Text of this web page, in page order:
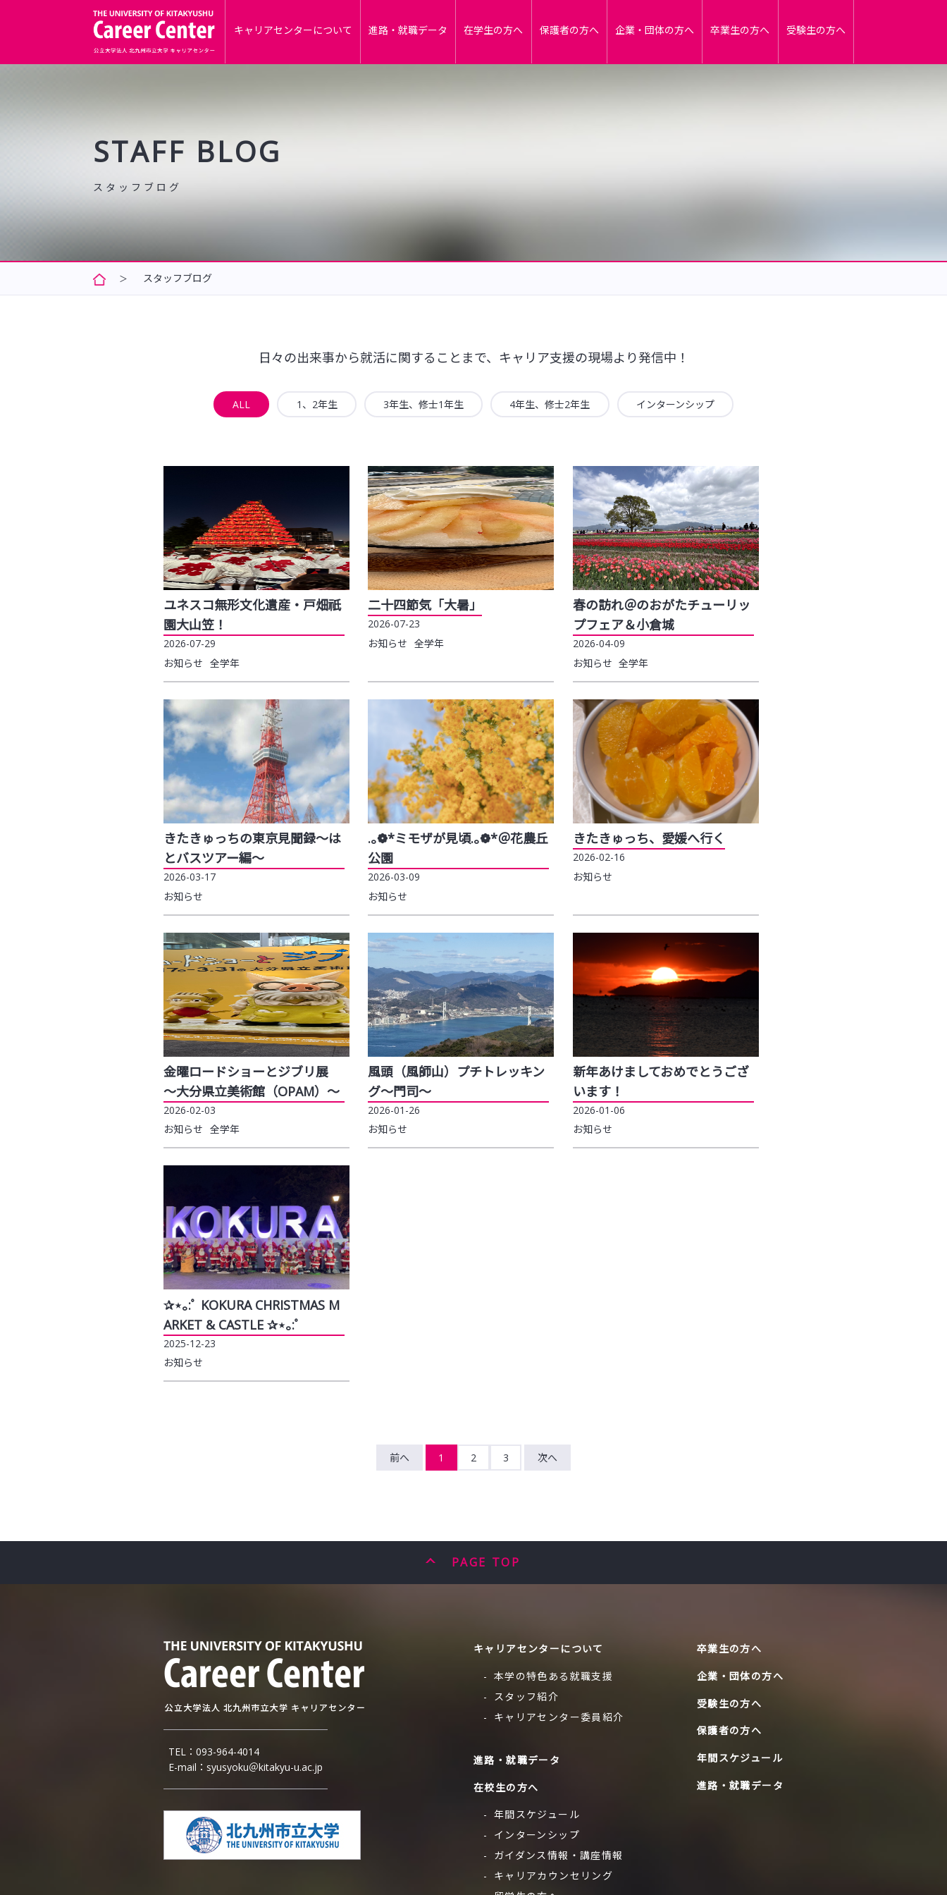
キャリアセンターについて 進路・就職データ 在学生の方へ 保護者の方へ 企業・団体の方へ 卒業生の方へ 受験生の方へ
STAFF BLOG
スタッフブログ
日々の出来事から就活に関することまで、キャリア支援の現場より発信中！
ALL 1、2年生 3年生、修士1年生 4年生、修士2年生 インターンシップ
ユネスコ無形文化遺産・戸畑祇
園大山笠！
2026-07-29
お知らせ 全学年
二十四節気「大暑」
2026-07-23
お知らせ 全学年
春の訪れ＠のおがたチューリッ
プフェア＆小倉城
2026-04-09
お知らせ 全学年
きたきゅっちの東京見聞録～は
とバスツアー編～
2026-03-17
お知らせ
.｡❁*ミモザが見頃.｡❁*＠花農丘
公園
2026-03-09
お知らせ
きたきゅっち、愛媛へ行く
2026-02-16
お知らせ
金曜ロードショーとジブリ展
～大分県立美術館（OPAM）～
2026-02-03
お知らせ 全学年
風頭（風師山）プチトレッキン
グ～門司～
2026-01-26
お知らせ
新年あけましておめでとうござ
います！
2026-01-06
お知らせ
✰⋆｡:ﾟ KOKURA CHRISTMAS M
ARKET & CASTLE ✰⋆｡:ﾟ
2025-12-23
お知らせ
前へ 1 2 3 次へ
PAGE TOP
TEL： 093-964-4014
E-mail： syusyoku＠kitakyu-u.ac.jp
キャリアセンターについて
本学の特色ある就職支援
スタッフ紹介
キャリアセンター委員紹介
進路・就職データ
在校生の方へ
年間スケジュール
インターンシップ
ガイダンス情報・ 講座情報
キャリアカウンセリング
卒業生の方へ
企業・団体の方へ
受験生の方へ
保護者の方へ
年間スケジュール
進路・就職データ